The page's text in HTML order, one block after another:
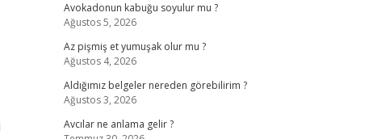
Avokadonun kabuğu soyulur mu ?
Ağustos 5, 2026
Az pişmiş et yumuşak olur mu ?
Ağustos 4, 2026
Aldığımız belgeler nereden görebilirim ?
Ağustos 3, 2026
Avcılar ne anlama gelir ?